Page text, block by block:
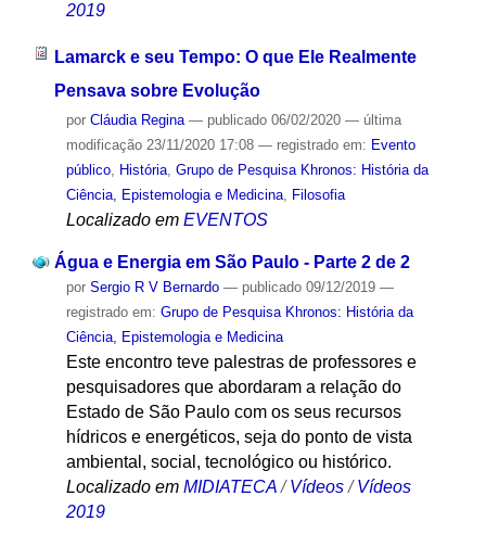
2019
Lamarck e seu Tempo: O que Ele Realmente
Pensava sobre Evolução
por Cláudia Regina — publicado06/02/2020 — última
modificação23/11/2020 17:08 — registrado em: Evento
público, História, Grupo de Pesquisa Khronos: História da
Ciência, Epistemologia e Medicina, Filosofia
Localizado em EVENTOS
Água e Energia em São Paulo - Parte 2 de 2
por Sergio R V Bernardo — publicado09/12/2019 —
registrado em: Grupo de Pesquisa Khronos: História da
Ciência, Epistemologia e Medicina
Este encontro teve palestras de professores e
pesquisadores que abordaram a relação do
Estado de São Paulo com os seus recursos
hídricos e energéticos, seja do ponto de vista
ambiental, social, tecnológico ou histórico.
Localizado em MIDIATECA /Vídeos /Vídeos
2019